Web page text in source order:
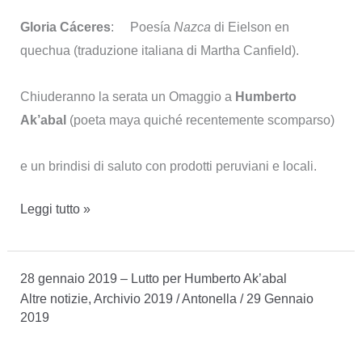
Gloria Cáceres: Poesía Nazca di Eielson en
quechua (traduzione italiana di Martha Canfield).
Chiuderanno la serata un Omaggio a Humberto
Ak’abal (poeta maya quiché recentemente scomparso)
e un brindisi di saluto con prodotti peruviani e locali.
22
2019
–
giornata
internazionale
Leggi tutto »
28 gennaio 2019 – Lutto per Humberto Ak’abal
Altre notizie, Archivio 2019 /Antonella / 29 Gennaio
2019